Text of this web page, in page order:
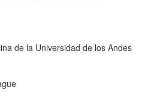
de la Universidad de los Andes